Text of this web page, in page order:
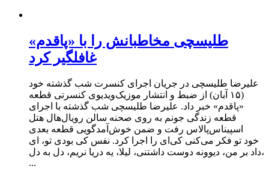
طلیسچی مخاطبانش را با «پاقدم»
غافلگیر کرد
علیرضا طلیسچی در جریان اجرای کنسرت شب گذشته خود
(۱۵ آبان) از ضبط و انتشار موزیک‌ویدیوی کنسرتی قطعه
«پاقدم» خبر داد. علیرضا طلیسچی شب گذشته با اجرای
قطعه زندگی جونم به روی صحنه سالن رویال‌هال هتل
اسپیناس‌پالاس رفت و ضمن خوش‌آمدگویی قطعه بعدی
خود تو فکر می‌کنی کی‌ای را اجرا کرد. نفس کی بودی تو، ای
داد بر من، دیوونه دوست داشتنی، لیلا، یه دریا نریم، دل به دل،
...